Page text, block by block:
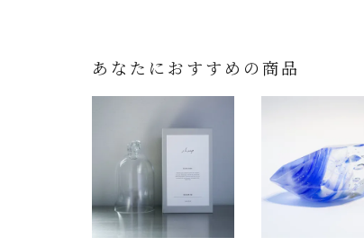
あなたにおすすめの商品